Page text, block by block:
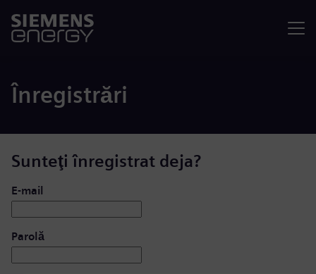
Înregistrări
Sunteţi înregistrat deja?
Conectare: utilizator și parolă
E-mail
Parolă